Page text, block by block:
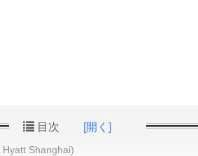
目次 [開く]
Hyatt Shanghai)